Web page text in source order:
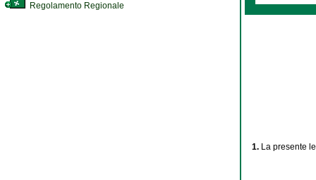
Regolamento Regionale
1. La presente